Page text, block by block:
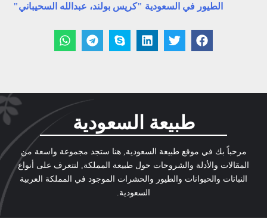
الطيور في السعودية "كريس بولند، عبدالله السحيباني"
طبيعة السعودية
مرحباً بك في موقع طبيعة السعودية, هنا ستجد مجموعة واسعة من
المقالات والأدلة والشروحات حول طبيعة المملكة, لتتعرف على أنواع
النباتات والحيوانات والطيور والحشرات الموجود في المملكة العربية
السعودية.